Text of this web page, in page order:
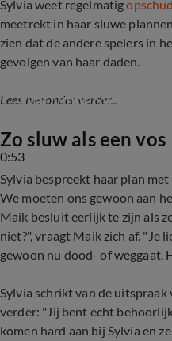
Sylvia weet regelmatig
meetrekt in haar sluwe
zien dat de andere spelers in
gevolgen van haar daden.
Lees hieronder verder...
0:53
Wat vindt Sylvia
Zo sluw als een vos
Sylvia bespreekt haar plan
We moeten ons gewoon aan
Maik besluit eerlijk te zijn als
niet?", vraagt Maik zich af. "Je
gewoon nu dood- of weggaat.
Sylvia schrikt van de
verder: "Jij bent echt
komen hard aan bij Sylvia en